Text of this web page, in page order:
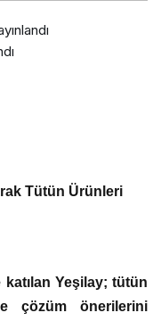
Tütün Ürünleri
Yeşilay; tütün
çözüm önerilerini